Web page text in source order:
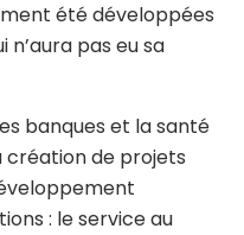
été développées
pas eu sa
banques et la santé
création de projets
: le service au